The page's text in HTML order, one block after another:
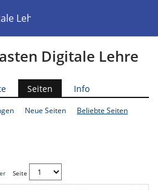
Lehre
Digitale Lehre
Seiten Info
Neue Seiten
Beliebte Seiten
Seite